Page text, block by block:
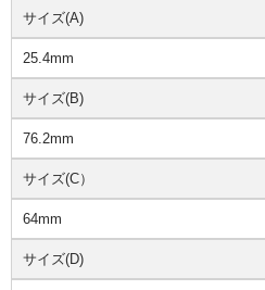
サイズ(A)
25.4mm
サイズ(B)
76.2mm
サイズ(C）
64mm
サイズ(D)